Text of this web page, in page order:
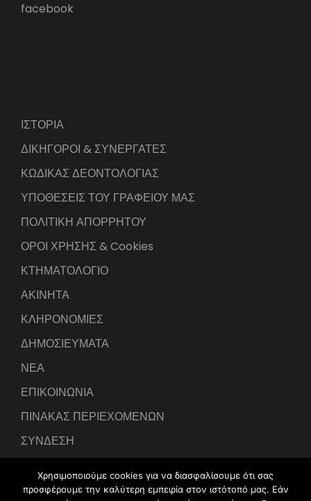
facebook
ΙΣΤΟΡΙΑ
ΔΙΚΗΓΟΡΟΙ & ΣΥΝΕΡΓΑΤΕΣ
ΚΩΔΙΚΑΣ ΔΕΟΝΤΟΛΟΓΙΑΣ
ΥΠΟΘΕΣΕΙΣ ΤΟΥ ΓΡΑΦΕΙΟΥ ΜΑΣ
ΠΟΛΙΤΙΚΗ ΑΠΟΡΡΗΤΟΥ
ΟΡΟΙ ΧΡΗΣΗΣ & Cookies
ΚΤΗΜΑΤΟΛΟΓΙΟ
ΑΚΙΝΗΤΑ
ΚΛΗΡΟΝΟΜΙΕΣ
ΔΗΜΟΣΙΕΥΜΑΤΑ
ΝΕΑ
ΕΠΙΚΟΙΝΩΝΙΑ
ΠΙΝΑΚΑΣ ΠΕΡΙΕΧΟΜΕΝΩΝ
ΣΥΝΔΕΣΗ
Χρησιμοποιούμε cookies για να διασφαλίσουμε ότι σας
προσφέρουμε την καλύτερη εμπειρία στον ιστότοπό μας. Εάν